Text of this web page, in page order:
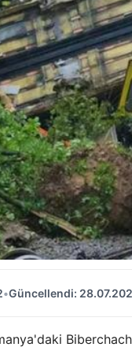
•Güncellendi: